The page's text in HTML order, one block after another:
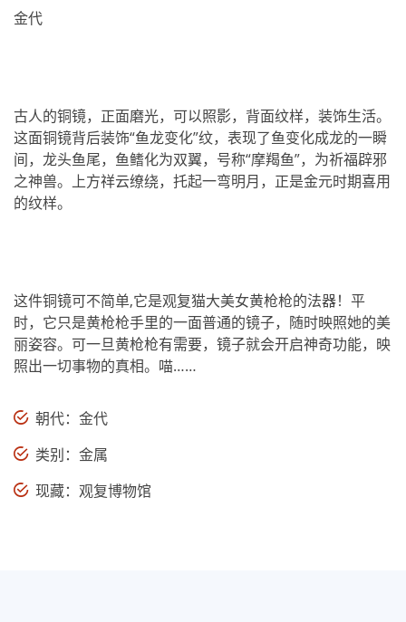
金代
古人的铜镜，正面磨光，可以照影，背面纹样，装饰生活。
这面铜镜背后装饰“鱼龙变化”纹，表现了鱼变化成龙的一瞬
间，龙头鱼尾，鱼鳍化为双翼，号称“摩羯鱼”，为祈福辟邪
之神兽。上方祥云缭绕，托起一弯明月，正是金元时期喜用
的纹样。
这件铜镜可不简单,它是观复猫大美女黄枪枪的法器！平
时，它只是黄枪枪手里的一面普通的镜子，随时映照她的美
丽姿容。可一旦黄枪枪有需要，镜子就会开启神奇功能，映
照出一切事物的真相。喵……
朝代：金代
类别：金属
现藏：观复博物馆